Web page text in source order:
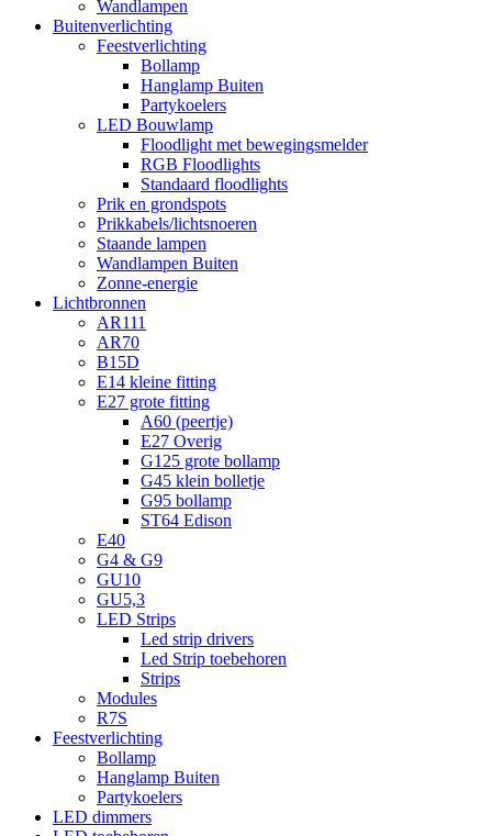
Wandlampen
Buitenverlichting
Feestverlichting
Bollamp
Hanglamp Buiten
Partykoelers
LED Bouwlamp
Floodlight met bewegingsmelder
RGB Floodlights
Standaard floodlights
Prik en grondspots
Prikkabels/lichtsnoeren
Staande lampen
Wandlampen Buiten
Zonne-energie
Lichtbronnen
AR111
AR70
B15D
E14 kleine fitting
E27 grote fitting
A60 (peertje)
E27 Overig
G125 grote bollamp
G45 klein bolletje
G95 bollamp
ST64 Edison
E40
G4 & G9
GU10
GU5,3
LED Strips
Led strip drivers
Led Strip toebehoren
Strips
Modules
R7S
Feestverlichting
Bollamp
Hanglamp Buiten
Partykoelers
LED dimmers